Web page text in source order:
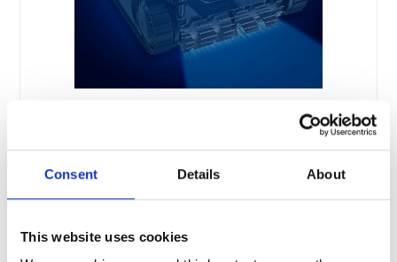
Consent Details About
This website uses cookies
Met zijn ingebouwde slimme sensoren en zijn
unieke ontwerp biedt de CNX™ een uitstekende
zwembadbehandeling en optimale
zwembadvormen en -oppervlakken.